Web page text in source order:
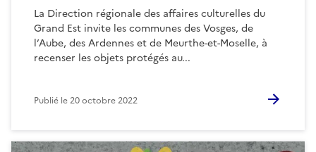
La Direction régionale des affaires culturelles du
Grand Est invite les communes des Vosges, de
l’Aube, des Ardennes et de Meurthe-et-Moselle, à
recenser les objets protégés au...
Publié le20 octobre 2022